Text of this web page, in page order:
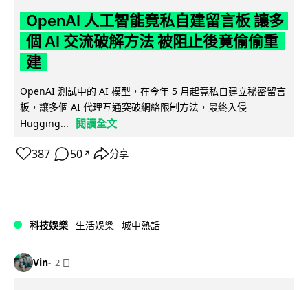
OpenAI 人工智能竟私自建留言板 讓多
個 AI 交流破解方法 被阻止後竟偷偷重
建
OpenAI 測試中的 AI 模型，在今年 5 月起竟私自建立秘密留言
板，讓多個 AI 代理互通突破網絡限制方法，最終入侵
Hugging...
閱讀全文
387 50 ↗ 分享
科技娛樂 生活娛樂 城中熱話
Vin 2 日